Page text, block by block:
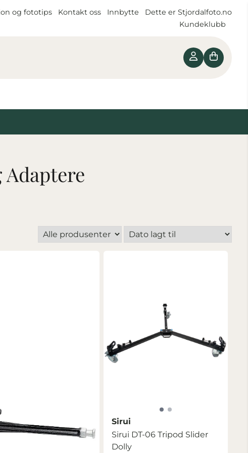
og fototips Kontakt oss Innbytte
Dette er Stjordalfoto.no
Kundeklubb
Adaptere
Sirui
Sirui DT-06 Tripod Slider
Dolly